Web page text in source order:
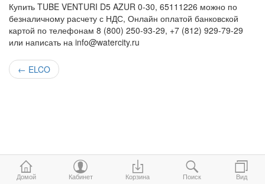
Купить TUBE VENTURI D5 AZUR 0-30, 65111226 можно по
безналичному расчету с НДС, Онлайн оплатой банковской
картой по телефонам 8 (800) 250-93-29, +7 (812) 929-79-29
или написать на info@watercity.ru
← ELCO
Домой Кабинет Корзина Поиск Вид